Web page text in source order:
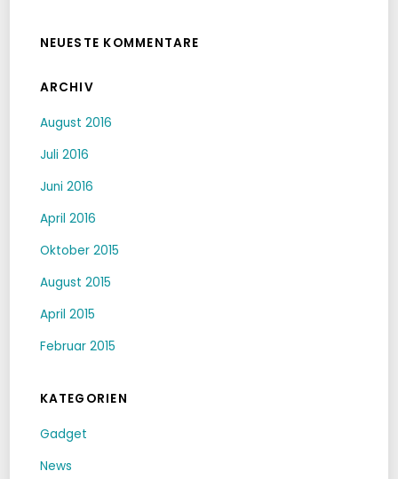
NEUESTE KOMMENTARE
ARCHIV
August 2016
Juli 2016
Juni 2016
April 2016
Oktober 2015
August 2015
April 2015
Februar 2015
KATEGORIEN
Gadget
News